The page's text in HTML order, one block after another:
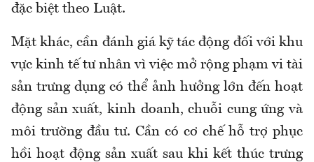
đặc biệt theo Luật.
Mặt khác, cần đánh giá kỹ tác động đối với khu
vực kinh tế tư nhân vì việc mở rộng phạm vi tài
sản trưng dụng có thể ảnh hưởng lớn đến hoạt
động sản xuất, kinh doanh, chuỗi cung ứng và
môi trường đầu tư. Cần có cơ chế hỗ trợ phục
hồi hoạt động sản xuất sau khi kết thúc trưng